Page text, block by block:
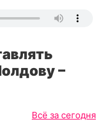
–
Всё за сегодня